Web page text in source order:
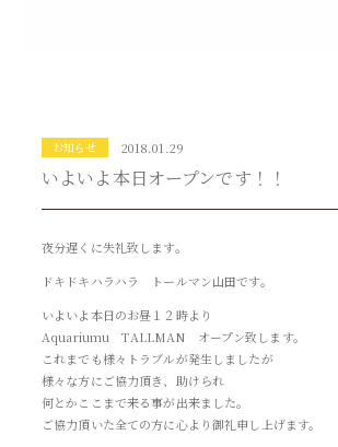
お知らせ 2018.01.29
いよいよ本日オープンです！！
夜分遅くに失礼致します。
ドキドキハラハラ トールマン山田です。
いよいよ本日のお昼１２時より
Aquariumu TALLMAN オープン致します。
これまでも様々トラブルが発生しましたが
様々な方にご協力頂き、助けられ
何とかここまで来る事が出来ました。
ご協力頂いた全ての方に心より御礼申し上げます。